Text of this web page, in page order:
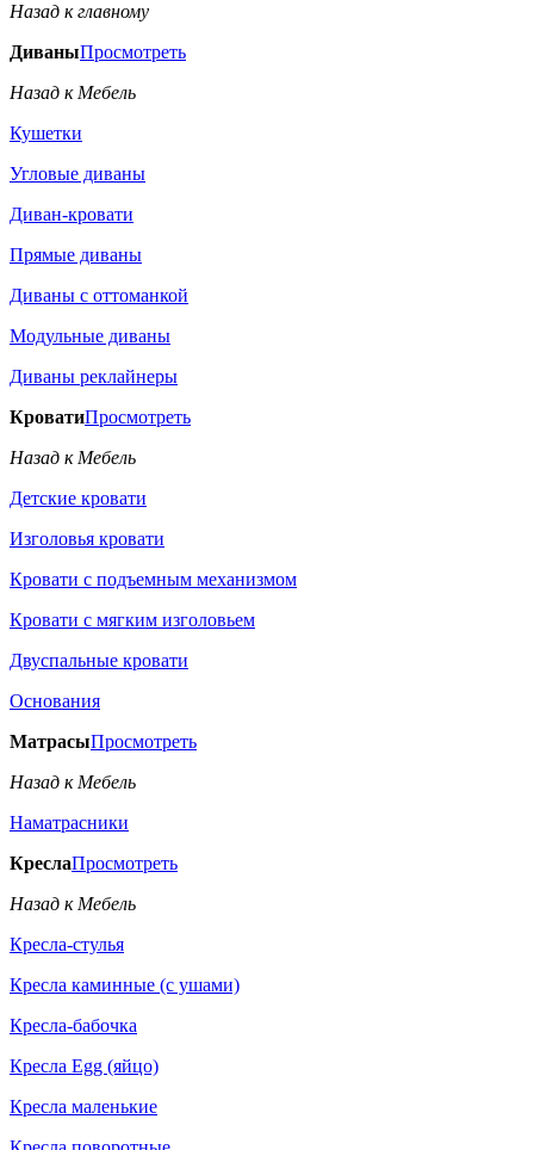
Назад к главному
ДиваныПросмотреть
Назад к Мебель
Кушетки
Угловые диваны
Диван-кровати
Прямые диваны
Диваны с оттоманкой
Модульные диваны
Диваны реклайнеры
КроватиПросмотреть
Назад к Мебель
Детские кровати
Изголовья кровати
Кровати с подъемным механизмом
Кровати с мягким изголовьем
Двуспальные кровати
Основания
МатрасыПросмотреть
Назад к Мебель
Наматрасники
КреслаПросмотреть
Назад к Мебель
Кресла-стулья
Кресла каминные (с ушами)
Кресла-бабочка
Кресла Egg (яйцо)
Кресла маленькие